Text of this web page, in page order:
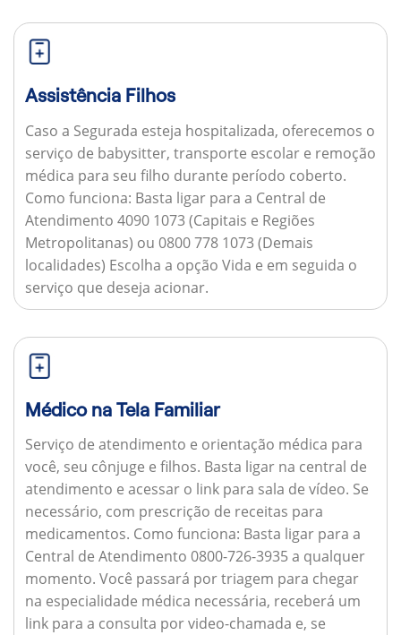
Assistência Filhos
Caso a Segurada esteja hospitalizada, oferecemos o
serviço de babysitter, transporte escolar e remoção
médica para seu filho durante período coberto.
Como funciona: Basta ligar para a Central de
Atendimento 4090 1073 (Capitais e Regiões
Metropolitanas) ou 0800 778 1073 (Demais
localidades) Escolha a opção Vida e em seguida o
serviço que deseja acionar.
Médico na Tela Familiar
Serviço de atendimento e orientação médica para
você, seu cônjuge e filhos. Basta ligar na central de
atendimento e acessar o link para sala de vídeo. Se
necessário, com prescrição de receitas para
medicamentos. Como funciona: Basta ligar para a
Central de Atendimento 0800-726-3935 a qualquer
momento. Você passará por triagem para chegar
na especialidade médica necessária, receberá um
link para a consulta por video-chamada e, se